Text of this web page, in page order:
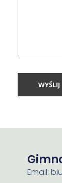
Email: